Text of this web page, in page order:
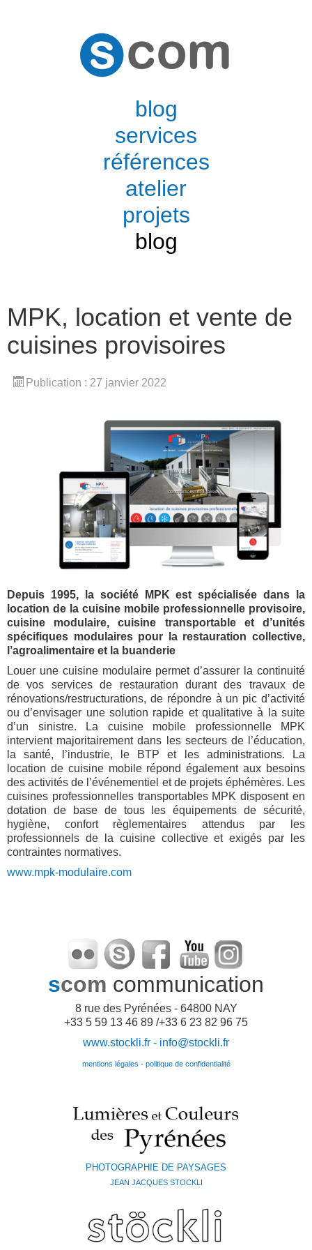
blog
services
références
atelier
projets
blog
MPK, location et vente de
cuisines provisoires
Publication : 27 janvier 2022
Depuis 1995, la société MPK est spécialisée dans la
location de la cuisine mobile professionnelle provisoire,
cuisine modulaire, cuisine transportable et d’unités
spécifiques modulaires pour la restauration collective,
l’agroalimentaire et la buanderie
Louer une cuisine modulaire permet d’assurer la continuité
de vos services de restauration durant des travaux de
rénovations/restructurations, de répondre à un pic d’activité
ou d’envisager une solution rapide et qualitative à la suite
d’un sinistre. La cuisine mobile professionnelle MPK
intervient majoritairement dans les secteurs de l’éducation,
la santé, l’industrie, le BTP et les administrations. La
location de cuisine mobile répond également aux besoins
des activités de l’événementiel et de projets éphémères. Les
cuisines professionnelles transportables MPK disposent en
dotation de base de tous les équipements de sécurité,
hygiène, confort règlementaires attendus par les
professionnels de la cuisine collective et exigés par les
contraintes normatives.
www.mpk-modulaire.com
scom communication
8 rue des Pyrénées - 64800 NAY
+33 5 59 13 46 89 /+33 6 23 82 96 75
www.stockli.fr - info@stockli.fr
mentions légales - politique de confidentialité
PHOTOGRAPHIE DE PAYSAGES
JEAN JACQUES STOCKLI